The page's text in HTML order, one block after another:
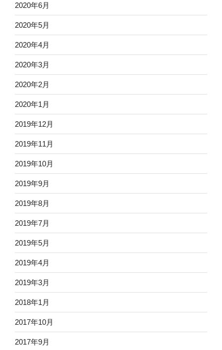
2020年6月
2020年5月
2020年4月
2020年3月
2020年2月
2020年1月
2019年12月
2019年11月
2019年10月
2019年9月
2019年8月
2019年7月
2019年5月
2019年4月
2019年3月
2018年1月
2017年10月
2017年9月